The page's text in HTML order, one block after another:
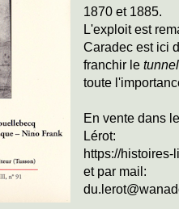
1870 et 1885.
L'exploit est
Caradec est ici
franchir le tunnel
toute
En vente dans
Lérot:
https://histoires-
et par mail: